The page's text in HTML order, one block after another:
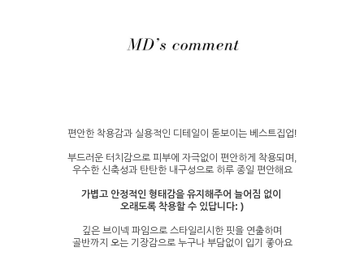
편안한 착용감과 실용적인 디테일이 돋보이는 베스트집업!
부드러운 터치감으로 피부에 자극없이 편안하게 착용되며,
우수한 신축성과 탄탄한 내구성으로 하루 종일 편안해요
가볍고 안정적인 형태감을 유지해주어 늘어짐 없이
오래도록 착용할 수 있답니다: )
깊은 브이넥 파임으로 스타일리시한 핏을 연출하며
골반까지 오는 기장감으로 누구나 부담없이 입기 좋아요